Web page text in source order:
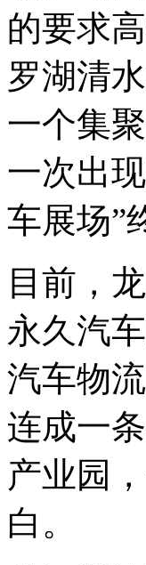
的要求
罗湖清
一个集
一次出
车展场”
目前，
永久汽
汽车物
连成一
产业园
白。